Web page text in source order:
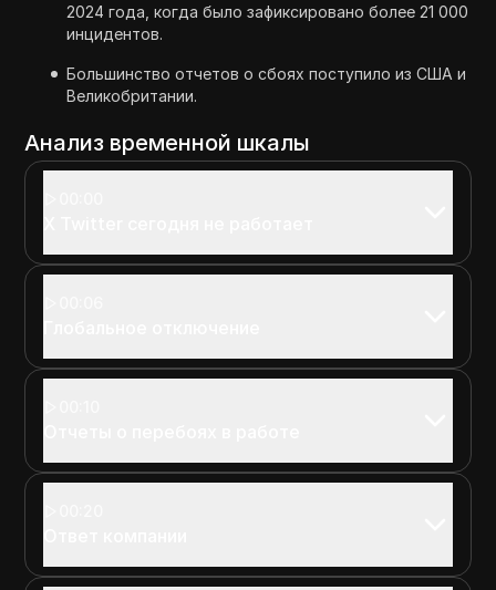
2024 года, когда было зафиксировано более 21 000
инцидентов.
Большинство отчетов о сбоях поступило из США и
Великобритании.
Анализ временной шкалы